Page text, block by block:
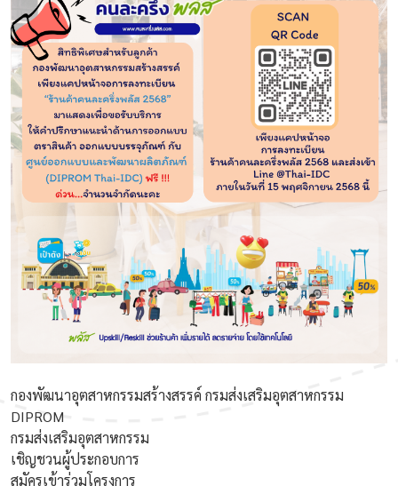
กองพัฒนาอุตสาหกรรมสร้างสรรค์ กรมส่งเสริมอุตสาหกรรม
DIPROM
กรมส่งเสริมอุตสาหกรรม
เชิญชวนผู้ประกอบการ
สมัครเข้าร่วมโครงการ